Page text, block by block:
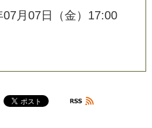
07月07日（金）17:00